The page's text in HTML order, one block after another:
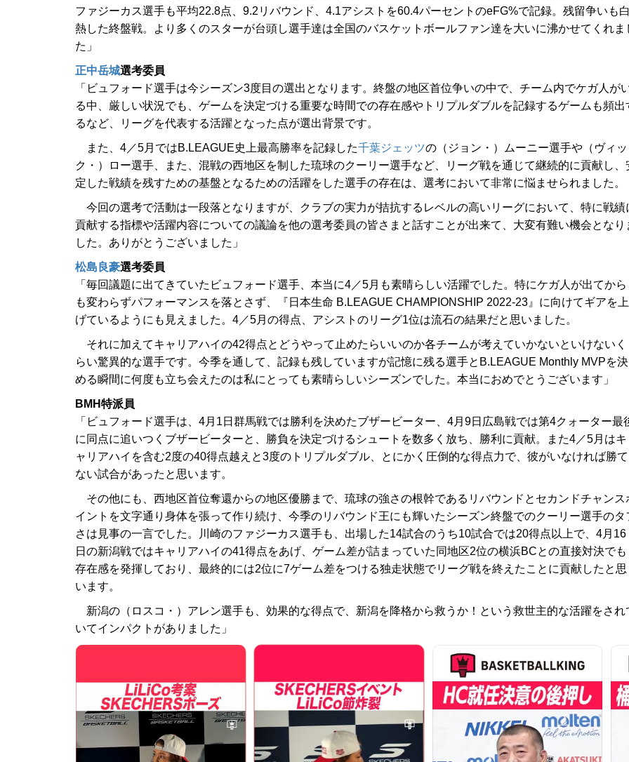
ファジーカス選手も平均22.8点、9.2リバウンド、4.1アシストを60.4パーセントのeFG%で記録。残留争いも白
熱した終盤戦。より多くのスターが台頭し選手達は全国のバスケットボールファン達を大いに沸かせてくれま
た」
正中岳城選考委員
「ビュフォード選手は今シーズン3度目の選出となります。終盤の地区首位争いの中で、チーム内でケガ人が
る中、厳しい状況でも、ゲームを決定づける重要な時間での存在感やトリプルダブルを記録するゲームも頻出
るなど、リーグを代表する活躍となった点が選出背景です。
また、4／5月ではB.LEAGUE史上最高勝率を記録した千葉ジェッツの（ジョン・）ムーニー選手や（ヴィッ
ク・）ロー選手、また、混戦の西地区を制した琉球のクーリー選手など、リーグ戦を通じて継続的に貢献し、
定した戦績を残すための基盤となるための活躍をした選手の存在は、選考において非常に悩ませられました。
今回の選考で活動は一段落となりますが、クラブの実力が拮抗するレベルの高いリーグにおいて、特に戦績
貢献する指標や活躍内容についての議論を他の選考委員の皆さまと話すことが出来て、大変有難い機会となり
した。ありがとうございました」
松島良豪選考委員
「毎回議題に出てきていたビュフォード選手、本当に4／5月も素晴らしい活躍でした。特にケガ人が出てから
も変わらずパフォーマンスを落とさず、『日本生命 B.LEAGUE CHAMPIONSHIP 2022-23』に向けてギアを上
げているようにも見えました。4／5月の得点、アシストのリーグ1位は流石の結果だと思いました。
それに加えてキャリアハイの42得点とどうやって止めたらいいのか各チームが考えていかないといけないく
らい驚異的な選手です。今季を通して、記録も残していますが記憶に残る選手とB.LEAGUE Monthly MVPを決
める瞬間に何度も立ち会えたのは私にとっても素晴らしいシーズンでした。本当におめでとうございます」
BMH特派員
「ビュフォード選手は、4月1日群馬戦では勝利を決めたブザービーター、4月9日広島戦では第4クォーター最
に同点に追いつくブザービーターと、勝負を決定づけるシュートを数多く放ち、勝利に貢献。また4／5月はキ
ャリアハイを含む2度の40得点越えと3度のトリプルダブル、とにかく圧倒的な得点力で、彼がいなければ勝て
ない試合があったと思います。
その他にも、西地区首位奪還からの地区優勝まで、琉球の強さの根幹であるリバウンドとセカンドチャンス
イントを文字通り身体を張って作り続け、今季のリバウンド王にも輝いたシーズン終盤でのクーリー選手のタ
さは見事の一言でした。川崎のファジーカス選手も、出場した14試合のうち10試合では20得点以上で、4月16
日の新潟戦ではキャリアハイの41得点をあげ、ゲーム差が詰まっていた同地区2位の横浜BCとの直接対決でも
存在感を発揮しており、最終的には2位に7ゲーム差をつける独走状態でリーグ戦を終えたことに貢献したと思
います。
新潟の（ロスコ・）アレン選手も、効果的な得点で、新潟を降格から救うか！という救世主的な活躍をされ
いてインパクトがありました」